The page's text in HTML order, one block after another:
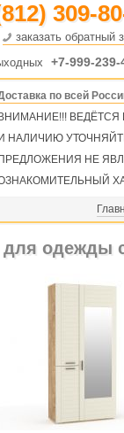
309-
заказать обратный
+7-999-239-
по всей
ВНИМАНИЕ!!!
И НАЛИЧИЮ
ПРЕДЛОЖЕНИЯ НЕ
одежды с